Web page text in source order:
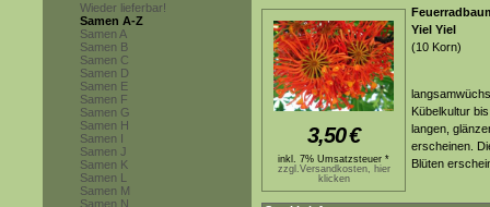
Wieder lieferbar!
Samen A-Z
Samen A
Samen B
Samen C
Samen D
Samen E
Samen F
Samen G
Samen H
Samen I
Samen J
Samen K
Samen L
Samen M
Samen N
3,50€
inkl. 7% Umsatzsteuer *
zzgl.Versandkosten, hier
klicken
Yiel Yiel
(10 Korn)
Kübelkultur
langen,
erscheinen.
Blüten